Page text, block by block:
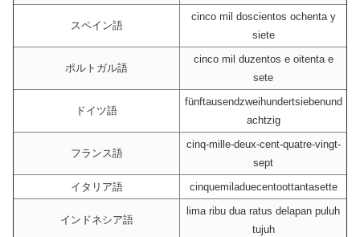
スペイン語
cinco mil doscientos ochenta y
siete
ポルトガル語
cinco mil duzentos e oitenta e
sete
ドイツ語
fünftausendzweihundertsiebenund
achtzig
フランス語
cinq-mille-deux-cent-quatre-vingt-
sept
イタリア語
cinquemiladuecentoottantasette
インドネシア語
lima ribu dua ratus delapan puluh
tujuh